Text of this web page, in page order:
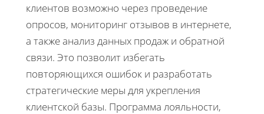
клиентов возможно через проведение
опросов, мониторинг отзывов в интернете,
а также анализ данных продаж и обратной
связи. Это позволит избегать
повторяющихся ошибок и разработать
стратегические меры для укрепления
клиентской базы. Программа лояльности,